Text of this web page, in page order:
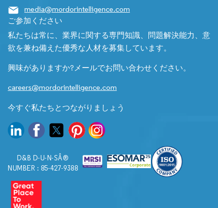
media@mordorintelligence.com
ご参加ください
私たちは常に、業界に関する専門知識、問題解決能力、意
欲を兼ね備えた優秀な人材を募集しています。
興味がありますか?メールでお問い合わせください。
careers@mordorintelligence.com
今すぐ私たちとつながりましょう
D&B D-U-N-SÂ®
NUMBER : 85-427-9388